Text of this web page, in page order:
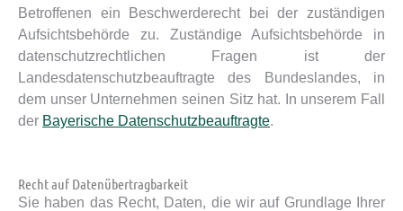
Betroffenen ein Beschwerderecht bei der zuständigen
Aufsichtsbehörde zu. Zuständige Aufsichtsbehörde in
datenschutzrechtlichen Fragen ist der
Landesdatenschutzbeauftragte des Bundeslandes, in
dem unser Unternehmen seinen Sitz hat. In unserem Fall
der Bayerische Datenschutzbeauftragte.
Recht auf Datenübertragbarkeit
Sie haben das Recht, Daten, die wir auf Grundlage Ihrer